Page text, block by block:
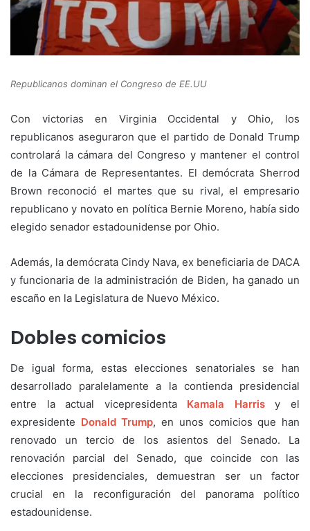
Republicanos dominan el Congreso de EE.UU
Con victorias en Virginia Occidental y Ohio, los
republicanos aseguraron que el partido de Donald Trump
controlará la cámara del Congreso y mantener el control
de la Cámara de Representantes. El demócrata Sherrod
Brown reconoció el martes que su rival, el empresario
republicano y novato en política Bernie Moreno, había sido
elegido senador estadounidense por Ohio.
Además, la demócrata Cindy Nava, ex beneficiaria de DACA
y funcionaria de la administración de Biden, ha ganado un
escaño en la Legislatura de Nuevo México.
Dobles comicios
De igual forma, estas elecciones senatoriales se han
desarrollado paralelamente a la contienda presidencial
entre la actual vicepresidenta Kamala Harrisy el
expresidente Donald Trump, en unos comicios que han
renovado un tercio de los asientos del Senado. La
renovación parcial del Senado, que coincide con las
elecciones presidenciales, demuestran ser un factor
crucial en la reconfiguración del panorama político
estadounidense.